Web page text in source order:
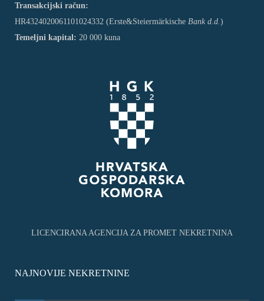
Transakcijski račun:
HR4324020061101024332 (Erste&Steiermärkische Bank d.d.)
Temeljni kapital: 20 000 kuna
LICENCIRANA AGENCIJA ZA PROMET NEKRETNINA
NAJNOVIJE NEKRETNINE